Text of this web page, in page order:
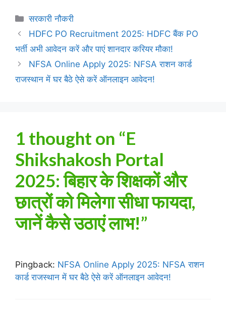
Categories
सरकारी नौकरी
HDFC PO Recruitment 2025: HDFC बैंक PO
भर्ती अभी आवेदन करें और पाएं शानदार करियर मौका!
NFSA Online Apply 2025: NFSA राशन कार्ड
राजस्थान में घर बैठे ऐसे करें ऑनलाइन आवेदन!
1 thought on “E
Shikshakosh Portal
2025: बिहार के शिक्षकों और
छात्रों को मिलेगा सीधा फायदा,
जानें कैसे उठाएं लाभ!”
Pingback: NFSA Online Apply 2025: NFSA राशन
कार्ड राजस्थान में घर बैठे ऐसे करें ऑनलाइन आवेदन!